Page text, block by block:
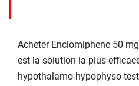
Acheter Enclomiphene 50
est la solution la plus
hypothalamo-hypophyso-